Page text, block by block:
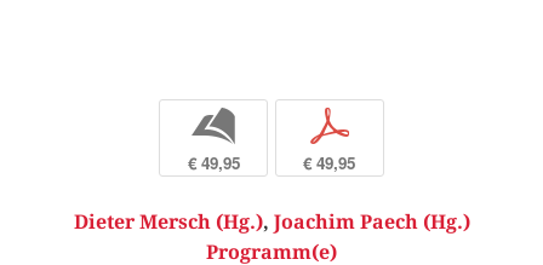
b
€ 49,95
p
€ 49,95
Dieter Mersch (Hg.), Joachim Paech (Hg.)
Programm(e)